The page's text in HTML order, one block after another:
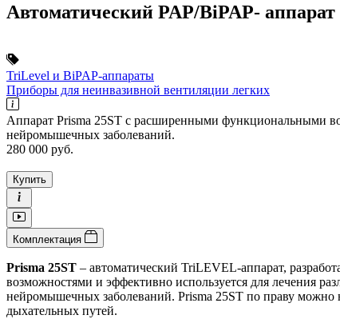
Автоматический PAP/BiPAP-
TriLevel и BiPAP-аппараты
Приборы для неинвазивной вентиляции легких
Аппарат Prisma 25ST с расширенными функциональными
нейромышечных заболеваний.
280 000 руб.
Купить
Комплектация
Prisma 25ST – автоматический TriLEVEL-аппарат,
возможностями и эффективно используется для лечения
нейромышечных заболеваний. Prisma 25ST по праву можно
дыхательных путей.